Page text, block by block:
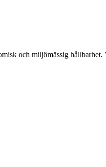
och miljömässig